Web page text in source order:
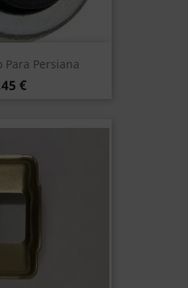
Para Persiana
€